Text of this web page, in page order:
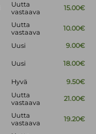
Uutta
vastaava
15.00€
Uutta
vastaava
10.00€
Uusi
9.00€
Uusi 18.00€
Hyvä 9.50€
Uutta
vastaava
21.00€
Uutta
vastaava
19.20€